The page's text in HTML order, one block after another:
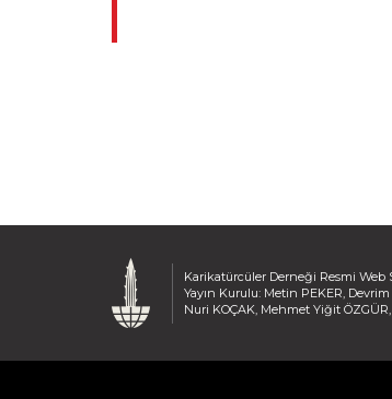
Karikatürcüler Derneği Resmi Web
Yayın Kurulu: Metin PEKER, Devrim
Nuri KOÇAK, Mehmet Yiğit